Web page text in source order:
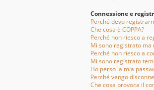
Connessione e
Perché devo
Che cosa è COPPA?
Perché non riesco a
Mi sono registrato ma
Perché non riesco a
Mi sono registrato
Ho perso la mia
Perché vengo
Che cosa provoca il